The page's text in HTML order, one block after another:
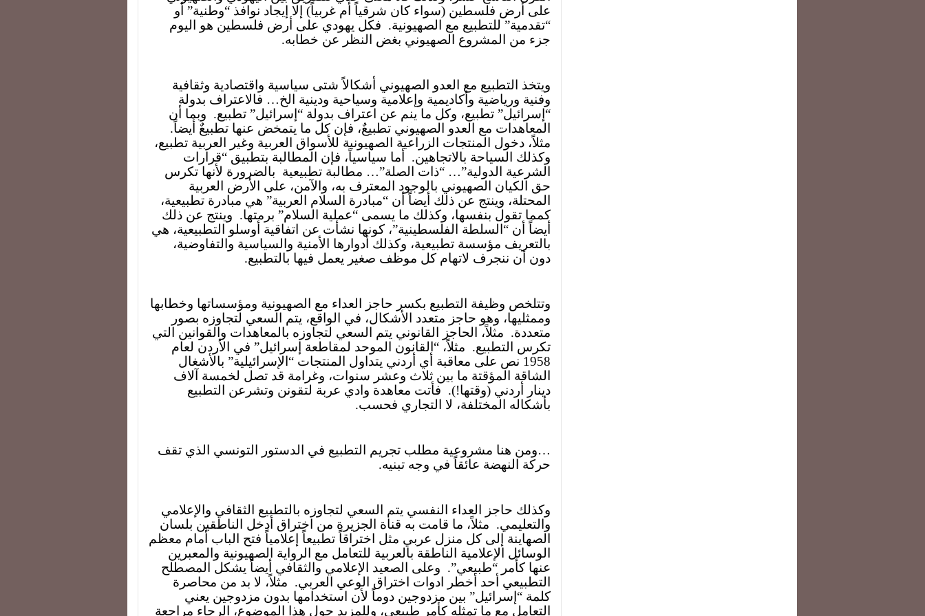
على أرض فلسطين (سواء كان شرقياً أم غربياً) إلا إيجاد نوافذ “وطنية” أو
“تقدمية” للتطبيع مع الصهيونية. فكل يهودي على أرض فلسطين هو اليوم
جزء من المشروع الصهيوني بغض النظر عن خطابه.
ويتخذ التطبيع مع العدو الصهيوني أشكالاً شتى سياسية واقتصادية وثقافية
وفنية ورياضية وأكاديمية وإعلامية وسياحية ودينية الخ… فالاعتراف بدولة
“إسرائيل” تطبيع، وكل ما ينم عن اعتراف بدولة “إسرائيل” تطبيع. وبما أن
المعاهدات مع العدو الصهيوني تطبيعٌ، فإن كل ما يتمخض عنها تطبيعٌ أيضاً.
مثلاً، دخول المنتجات الزراعية الصهيونية للأسواق العربية وغير العربية تطبيع،
وكذلك السياحة بالاتجاهين.
أما سياسياً، فإن المطالبة بتطبيق “قرارات
الشرعية الدولية”… “ذات الصلة”… مطالبة تطبيعية بالضرورة لأنها تكرس
حق الكيان الصهيوني بالوجود المعترف به، والآمن، على الأرض العربية
المحتلة، وينتج عن ذلك أيضاً أن “مبادرة السلام العربية” هي مبادرة تطبيعية،
كمما تقول بنفسها، وكذلك ما يسمى “عملية السلام” برمتها. وينتج عن ذلك
أيضاً أن “السلطة الفلسطينية”، كونها نشأت عن اتفاقية أوسلو التطبيعية، هي
بالتعريف مؤسسة تطبيعية، وكذلك أدوارها الأمنية والسياسية والتفاوضية،
دون أن ننجرف لاتهام كل موظف صغير يعمل فيها بالتطبيع.
وتتلخص وظيفة التطبيع بكسر حاجز العداء مع الصهيونية ومؤسساتها وخطابها
وممثليها، وهو حاجز متعدد الأشكال، في الواقع، يتم السعي لتجاوزه بصور
متعددة. مثلاً، الحاجز القانوني يتم السعي لتجاوزه بالمعاهدات والقوانين التي
تكرس التطبيع. مثلاً، “القانون الموحد لمقاطعة إسرائيل” في الأردن لعام
1958 نص على معاقبة أي أردني يتداول المنتجات “الإسرائيلية” بالأشغال
الشاقة المؤقتة ما بين ثلاث وعشر سنوات، وغرامة قد تصل لخمسة آلاف
دينار أردني (وقتها!). فأتت معاهدة وادي عربة لتقونن وتشرعن التطبيع
بأشكاله المختلفة، لا التجاري فحسب.
…ومن هنا مشروعية مطلب تجريم التطبيع في الدستور التونسي الذي تقف
حركة النهضة عائقاً في وجه تبنيه.
وكذلك حاجز العداء النفسي يتم السعي لتجاوزه بالتطبيع الثقافي والإعلامي
والتعليمي. مثلاً، ما قامت به قناة الجزيرة من اختراق أدخل الناطقين بلسان
الصهاينة إلى كل منزل عربي مثل اختراقاً تطبيعاً إعلامياً فتح الباب أمام معظم
الوسائل الإعلامية الناطقة بالعربية للتعامل مع الرواية الصهيونية والمعبرين
عنها كأمر “طبيعي”. وعلى الصعيد الإعلامي والثقافي أيضاً يشكل المصطلح
التطبيعي أحد أخطر ادوات اختراق الوعي العربي. مثلاً، لا بد من محاصرة
كلمة “إسرائيل” بين مزدوجين دوماً لأن استخدامها بدون مزدوجين يعني
التعامل مع ما تمثله كأمر طبيعي، وللمزيد حول هذا الموضوع، الرجاء مراجعة